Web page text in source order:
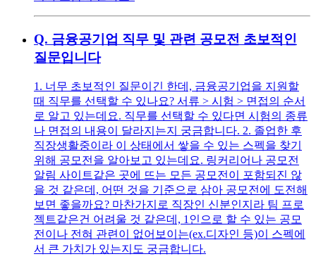
Q. 금융공기업 직무 및 관련 공모전 초보적인
질문입니다
1. 너무 초보적인 질문이긴 한데, 금융공기업을 지원할
때 직무를 선택할 수 있나요? 서류 > 시험 > 면접의 순서
로 알고 있는데요. 직무를 선택할 수 있다면 시험의 종류
나 면접의 내용이 달라지는지 궁금합니다. 2. 졸업한 후
직장생활중이라 이 상태에서 쌓을 수 있는 스펙을 찾기
위해 공모전을 알아보고 있는데요. 링커리어나 공모전
알림 사이트같은 곳에 뜨는 모든 공모전이 포함되진 않
을 것 같은데, 어떤 것을 기준으로 삼아 공모전에 도전해
보면 좋을까요? 마찬가지로 직장인 신분인지라 팀 프로
젝트같은건 어려울 것 같은데, 1인으로 할 수 있는 공모
전이나 전혀 관련이 없어보이는(ex.디자인 등)이 스펙에
서 큰 가치가 있는지도 궁금합니다.